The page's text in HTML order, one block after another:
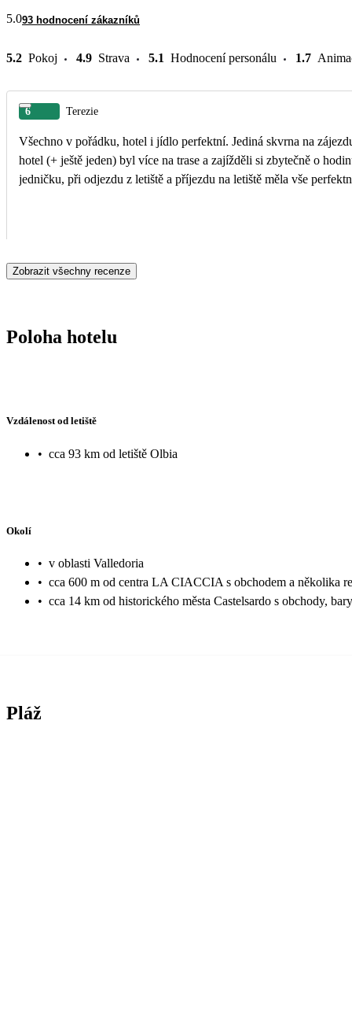
5.093 hodnocení zákazníků
5.2 Pokoj 4.9 Strava 5.1 Hodnocení personálu 1.7
6 Terezie
Všechno v pořádku, hotel i jídlo perfektní. Jediná skvrna na
hotel (+ ještě jeden) byl více na trase a zajížděli si zbytečně o
jedničku, při odjezdu z letiště a příjezdu na letiště měla vše
Zobrazit všechny recenze
Poloha hotelu
Vzdálenost od letiště
• cca 93 km od letiště Olbia
Okolí
• v oblasti Valledoria
• cca 600 m od centra LA CIACCIA s obchodem a několika
• cca 14 km od historického města Castelsardo s obchody,
Pláž